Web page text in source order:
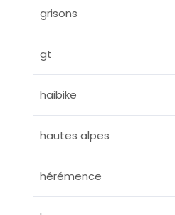
grisons
gt
haibike
hautes alpes
hérémence